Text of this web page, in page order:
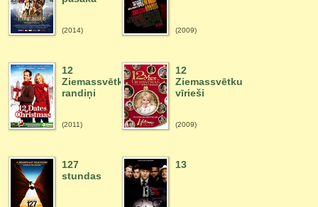
(2014) (2009)
12
Ziemassvētku
randiņi
(2011)
12
Ziemassvētku
vīrieši
(2009)
127
stundas
13